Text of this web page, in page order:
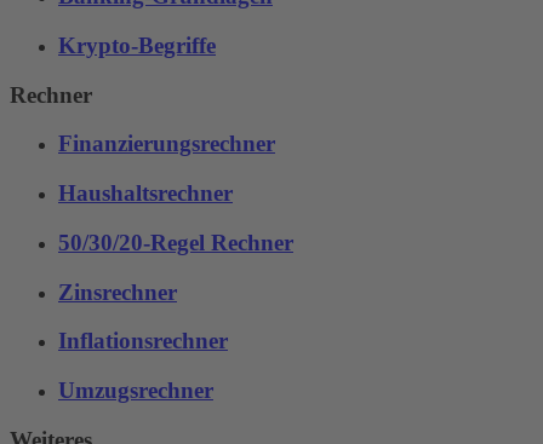
Krypto-Begriffe
Rechner
Finanzierungsrechner
Haushaltsrechner
50/30/20-Regel Rechner
Zinsrechner
Inflationsrechner
Umzugsrechner